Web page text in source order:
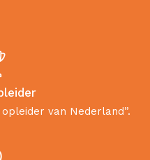
van Nederland”.